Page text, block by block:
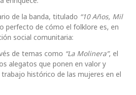
de la banda, titulado “10 Años, Mil
perfecto de cómo el folklore es, en
social comunitaria:
de temas como “La Molinera”, el
alegatos que ponen en valor y
trabajo histórico de las mujeres en el